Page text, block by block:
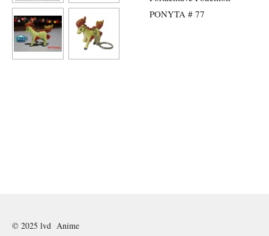
PONYTA # 77
© 2025 lvd Anime